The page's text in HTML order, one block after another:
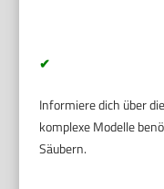
✔
Informiere dich über
komplexe Modelle
Säubern.